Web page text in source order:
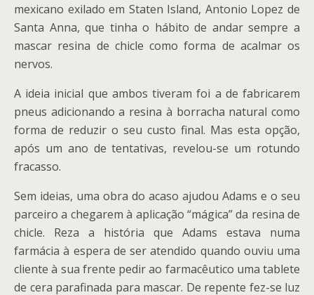
mexicano exilado em Staten Island, Antonio Lopez de
Santa Anna, que tinha o hábito de andar sempre a
mascar resina de chicle como forma de acalmar os
nervos.
A ideia inicial que ambos tiveram foi a de fabricarem
pneus adicionando a resina à borracha natural como
forma de reduzir o seu custo final. Mas esta opção,
após um ano de tentativas, revelou-se um rotundo
fracasso.
Sem ideias, uma obra do acaso ajudou Adams e o seu
parceiro a chegarem à aplicação “mágica” da resina de
chicle. Reza a história que Adams estava numa
farmácia à espera de ser atendido quando ouviu uma
cliente à sua frente pedir ao farmacêutico uma tablete
de cera parafinada para mascar. De repente fez-se luz